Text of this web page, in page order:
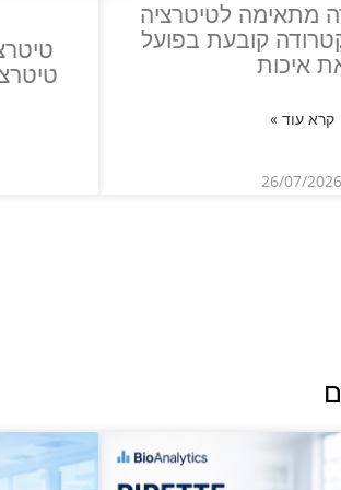
מתאימה לטיטרציה
קובעת בפועל
איכות
קרא עוד »
26/07/2026